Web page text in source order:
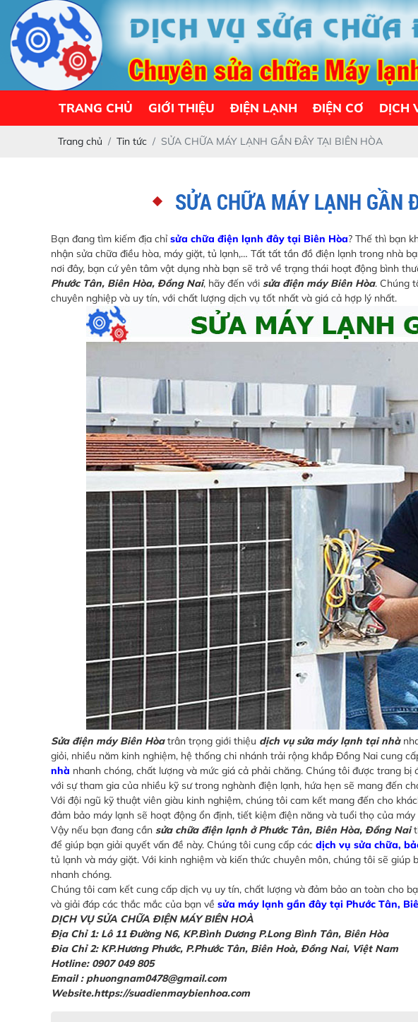
TRANG CHỦ GIỚI THIỆU ĐIỆN LẠNH ĐIỆN CƠ DỊCH
Trang chủ Tin tức SỬA CHỮA MÁY LẠNH GẦN ĐÂY TẠI BIÊN HÒA
SỬA CHỮA MÁY LẠNH GẦN
Bạn đang tìm kiếm địa chỉ sửa chữa điện lạnh đây tại Biên Hòa? Thế thì bạn
nhận sửa chữa điều hòa, máy giặt, tủ lạnh,… Tất tất tần đồ điện lạnh trong nhà
nơi đây, bạn cứ yên tâm vật dụng nhà bạn sẽ trở về trạng thái hoạt động bình
Phước Tân, Biên Hòa, Đồng Nai, hãy đến với sửa điện máy Biên Hòa. Chúng
chuyên nghiệp và uy tín, với chất lượng dịch vụ tốt nhất và giá cả hợp lý nhất.
Sửa điện máy Biên Hòatrân trọng giới thiệu dịch vụ sửa máy lạnh tại nhà
giỏi, nhiều năm kinh nghiệm, hệ thống chi nhánh trải rộng khắp Đồng Nai cung
nhà nhanh chóng, chất lượng và mức giá cả phải chăng. Chúng tôi được trang
với sự tham gia của nhiều kỹ sư trong nghành điện lạnh, hứa hẹn sẽ mang đến
Với đội ngũ kỹ thuật viên giàu kinh nghiệm, chúng tôi cam kết mang đến cho
đảm bảo máy lạnh sẽ hoạt động ổn định, tiết kiệm điện năng và tuổi thọ của
Vậy nếu bạn đang cần sửa chữa điện lạnh ở Phước Tân, Biên Hòa, Đồng Nai
để giúp bạn giải quyết vấn đề này. Chúng tôi cung cấp các dịch vụ sửa chữa,
tủ lạnh và máy giặt. Với kinh nghiệm và kiến thức chuyên môn, chúng tôi sẽ
nhanh chóng.
Chúng tôi cam kết cung cấp dịch vụ uy tín, chất lượng và đảm bảo an toàn cho
và giải đáp các thắc mắc của bạn về sửa máy lạnh gần đây tại Phước Tân,
DỊCH VỤ SỬA CHỮA ĐIỆN MÁY BIÊN HOÀ
Địa Chỉ 1: Lô 11 Đường N6, KP.Bình Dương P.Long Bình Tân, Biên Hòa
Đia Chỉ 2: KP.Hương Phước, P.Phước Tân, Biên Hoà, Đồng Nai, Việt Nam
Hotline: 0907 049 805
Email : phuongnam0478@gmail.com
Website.https://suadienmaybienhoa.com